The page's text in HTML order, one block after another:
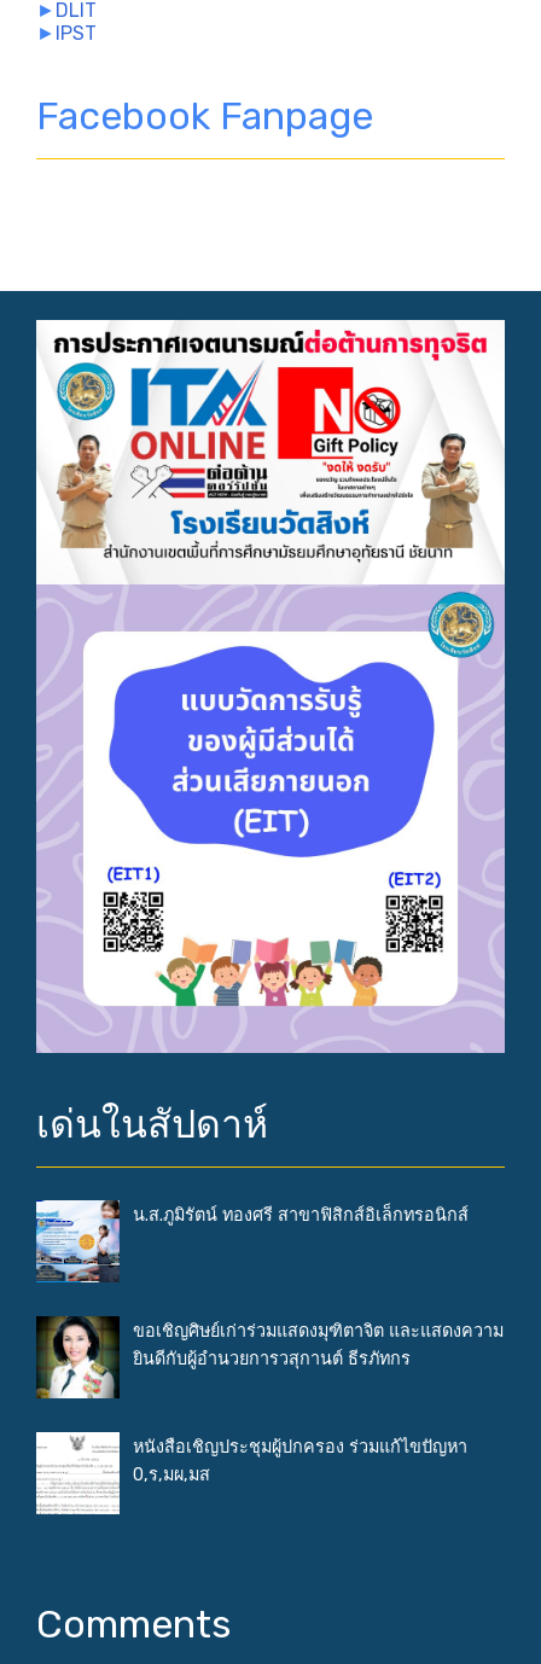
► DLIT
► IPST
Facebook Fanpage
เด่นในสัปดาห์
น.ส.ภูมิรัตน์ ทองศรี สาขาฟิสิกส์อิเล็กทรอนิกส์
ขอเชิญศิษย์เก่าร่วมแสดงมุฑิตาจิต และแสดงความ
ยินดีกับผู้อำนวยการวสุกานต์ ธีรภัทกร
หนังสือเชิญประชุมผู้ปกครอง ร่วมแก้ไขปัญหา
0,ร,มผ,มส
Comments